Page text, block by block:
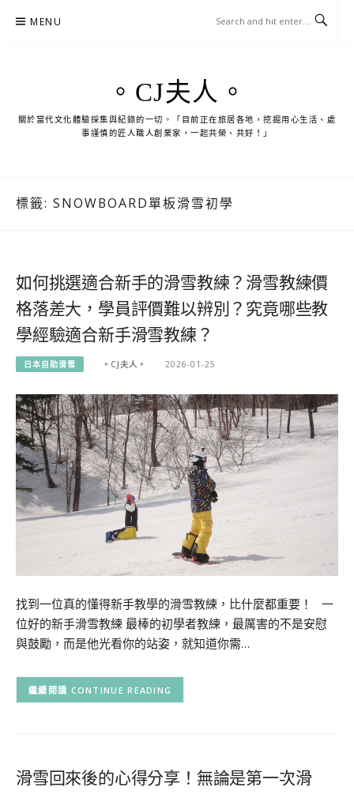
MENU
。CJ夫人。
關於當代文化體驗採集與紀錄的一切。「目前正在旅居各地，挖掘用心生活、處
事謹慎的匠人職人創業家，一起共榮、共好！」
標籤: SNOWBOARD單板滑雪初學
如何挑選適合新手的滑雪教練？滑雪教練價
格落差大，學員評價難以辨別？究竟哪些教
學經驗適合新手滑雪教練？
日本自助滑雪 。CJ夫人。 2026-01-25
找到一位真的懂得新手教學的滑雪教練，比什麼都重要！ 一
位好的新手滑雪教練 最棒的初學者教練，最厲害的不是安慰
與鼓勵，而是他光看你的站姿，就知道你需…
CONTINUE READING
滑雪回來後的心得分享！無論是第一次滑